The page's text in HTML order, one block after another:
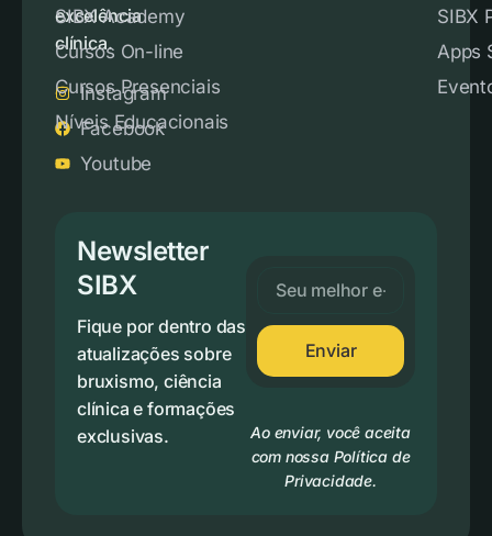
excelência
clínica.
Instagram
Facebook
Youtube
SIBX Academy
Cursos On-line
Cursos Presenciais
Níveis Educacionais
SIBX
Apps
Newsletter
SIBX
Fique por dentro das
atualizações sobre
bruxismo, ciência
clínica e formações
exclusivas.
Enviar
Ao enviar, você aceita
com nossa Política de
Privacidade.